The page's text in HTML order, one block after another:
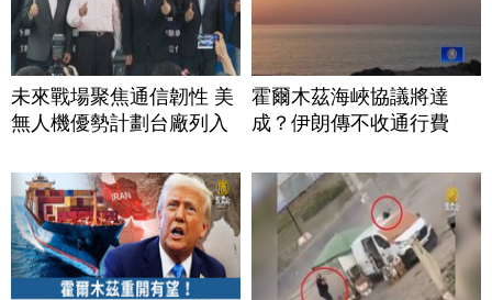
未來戰場聚焦通信韌性 美
無人機優勢計劃台廠列入
霍爾木茲海峽協議將達
成？伊朗傳不收通行費